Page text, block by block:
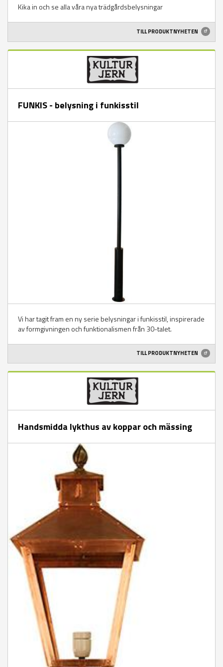
Kika in och se alla våra nya trädgårdsbelysningar
TILL PRODUKTNYHETEN
FUNKIS - belysning i funkisstil
Vi har tagit fram en ny serie belysningar i funkisstil, inspirerade
av formgivningen och funktionalismen från 30-talet.
TILL PRODUKTNYHETEN
Handsmidda lykthus av koppar och mässing